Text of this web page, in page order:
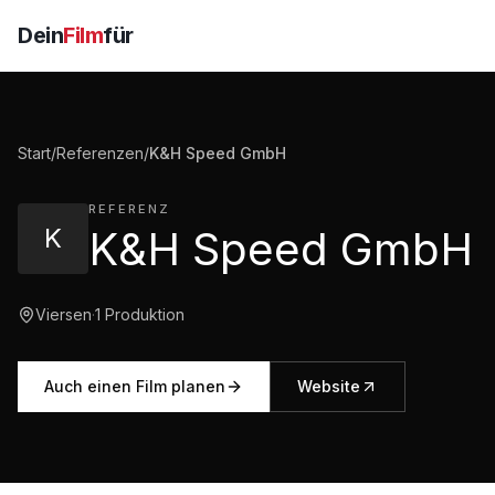
DeinFilmfür
Start/Referenzen/K&H Speed GmbH
K
REFERENZ
K&H Speed GmbH
Viersen·1 Produktion
Auch einen Film planen Website